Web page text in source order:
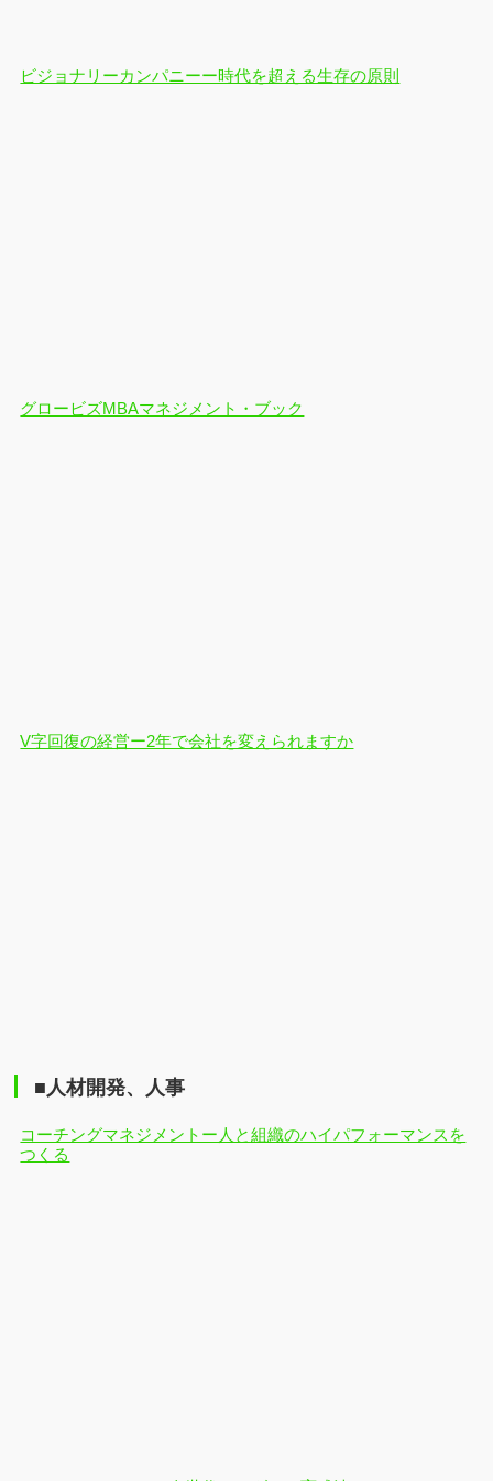
ビジョナリーカンパニーー時代を超える生存の原則
グロービズMBAマネジメント・ブック
V字回復の経営ー2年で会社を変えられますか
■人材開発、人事
コーチングマネジメントー人と組織のハイパフォーマンスを
つくる